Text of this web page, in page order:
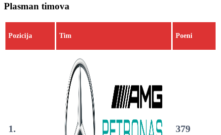
Plasman timova
Pozicija Tim Poeni
1. 379